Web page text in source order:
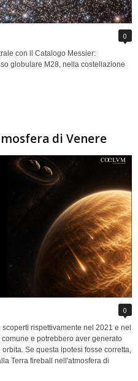
0
con il Catalogo Messier:
globulare M28, nella costellazione
di Venere
0
rispettivamente nel 2021 e nel
e potrebbero aver generato
Se questa ipotesi fosse corretta,
Terra fireball nell'atmosfera di